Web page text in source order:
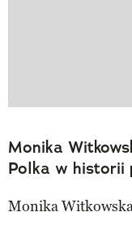
Monika
Polka w historii
Monika